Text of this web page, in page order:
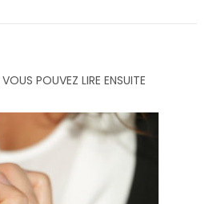
POUVEZ LIRE ENSUITE